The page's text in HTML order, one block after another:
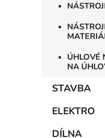
ÚHLOVÉ
NA
STAVBA
ELEKTRO
DÍLNA